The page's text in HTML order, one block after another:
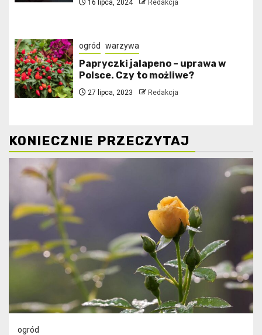
16 lipca, 2024 Redakcja
ogród warzywa
Papryczki jalapeno – uprawa w
Polsce. Czy to możliwe?
27 lipca, 2023 Redakcja
KONIECZNIE PRZECZYTAJ
ogród